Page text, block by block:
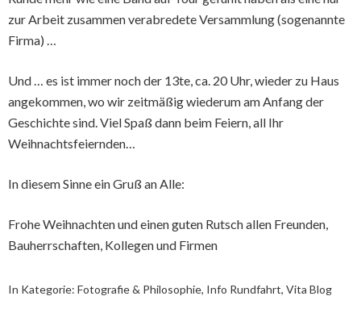
zur Arbeit zusammen verabredete Versammlung (sogenannte
Firma) …
Und … es ist immer noch der 13te, ca. 20 Uhr, wieder zu Haus
angekommen, wo wir zeitmäßig wiederum am Anfang der
Geschichte sind. Viel Spaß dann beim Feiern, all Ihr
Weihnachtsfeiernden…
In diesem Sinne ein Gruß an Alle:
Frohe Weihnachten und einen guten Rutsch allen Freunden,
Bauherrschaften, Kollegen und Firmen
In Kategorie: Fotografie & Philosophie, Info Rundfahrt, Vita Blog